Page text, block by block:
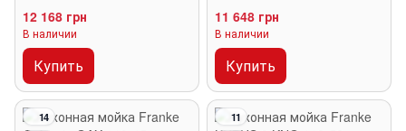
12 168 грн
В наличии
Купить
11 648 грн
В наличии
Купить
14
11